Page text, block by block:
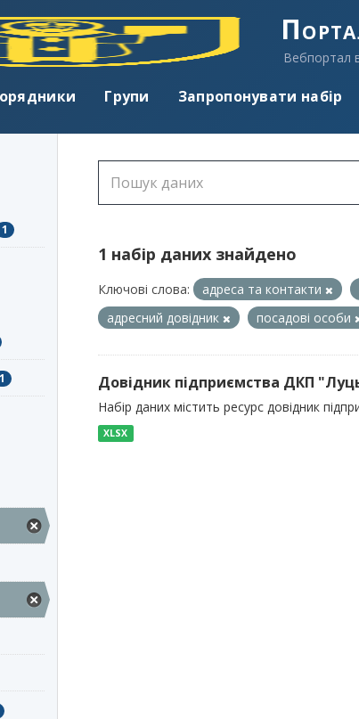
Вебпортал
Групи Запропонувати набір
1
1
1 набір даних знайдено
Ключові слова: адреса та контакти
адресний довідник
посадові особи
Довідник підприємства ДКП
Набір даних містить ресурс довідник
XLSX